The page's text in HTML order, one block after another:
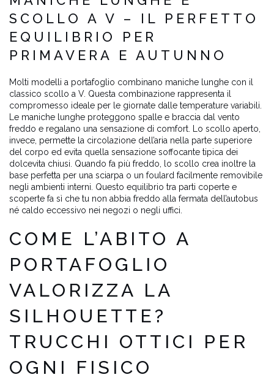
SCOLLO A V – IL PERFETTO
EQUILIBRIO PER
PRIMAVERA E AUTUNNO
Molti modelli a portafoglio combinano maniche lunghe con il
classico scollo a V. Questa combinazione rappresenta il
compromesso ideale per le giornate dalle temperature variabili.
Le maniche lunghe proteggono spalle e braccia dal vento
freddo e regalano una sensazione di comfort. Lo scollo aperto,
invece, permette la circolazione dell’aria nella parte superiore
del corpo ed evita quella sensazione soffocante tipica dei
dolcevita chiusi. Quando fa più freddo, lo scollo crea inoltre la
base perfetta per una sciarpa o un foulard facilmente removibile
negli ambienti interni. Questo equilibrio tra parti coperte e
scoperte fa sì che tu non abbia freddo alla fermata dell’autobus
né caldo eccessivo nei negozi o negli uffici.
COME L’ABITO A
PORTAFOGLIO
VALORIZZA LA
SILHOUETTE?
TRUCCHI OTTICI PER
OGNI FISICO